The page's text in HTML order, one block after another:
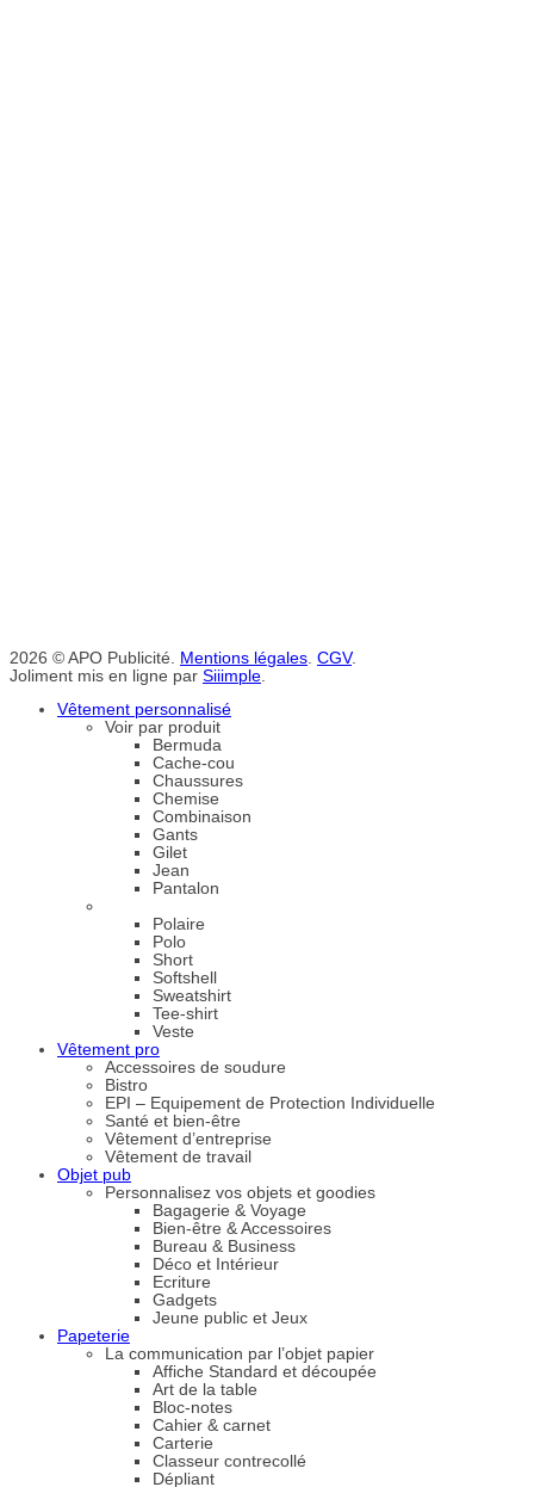
2026 © APO Publicité. Mentions légales CGV.
Joliment mis en ligne par Siiimple
Vêtement personnalisé
Voir par produit
Bermuda
Cache-cou
Chaussures
Chemise
Combinaison
Gants
Gilet
Jean
Pantalon
Polaire
Polo
Short
Softshell
Sweatshirt
Tee-shirt
Veste
Vêtement pro
Accessoires de soudure
Bistro
EPI – Equipement de Protection Individuelle
Santé et bien-être
Vêtement d’entreprise
Vêtement de travail
Objet pub
Personnalisez vos objets et goodies
Bagagerie & Voyage
Bien-être & Accessoires
Bureau & Business
Déco et Intérieur
Ecriture
Gadgets
Jeune public et Jeux
Papeterie
La communication par l’objet papier
Affiche Standard et découpée
Art de la table
Bloc-notes
Cahier & carnet
Carterie
Classeur contrecollé
Dépliant